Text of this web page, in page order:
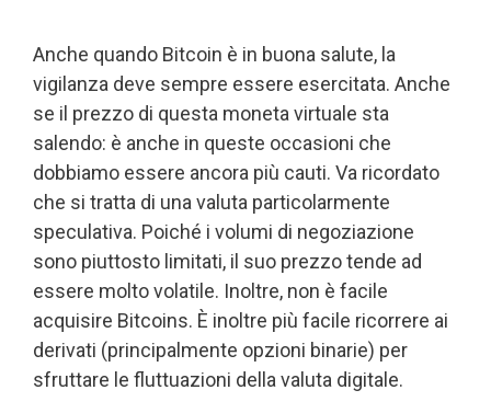
Anche quando Bitcoin è in buona salute, la
vigilanza deve sempre essere esercitata. Anche
se il prezzo di questa moneta virtuale sta
salendo: è anche in queste occasioni che
dobbiamo essere ancora più cauti. Va ricordato
che si tratta di una valuta particolarmente
speculativa. Poiché i volumi di negoziazione
sono piuttosto limitati, il suo prezzo tende ad
essere molto volatile. Inoltre, non è facile
acquisire Bitcoins. È inoltre più facile ricorrere ai
derivati (principalmente opzioni binarie) per
sfruttare le fluttuazioni della valuta digitale.